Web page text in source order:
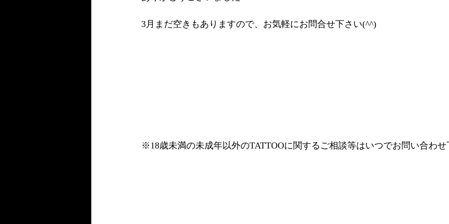
3月まだ空きもありますので、お気軽にお問合せ下さい(^^)
※18歳未満の未成年以外のTATTOOに関するご相談等はいつでお問い合わ